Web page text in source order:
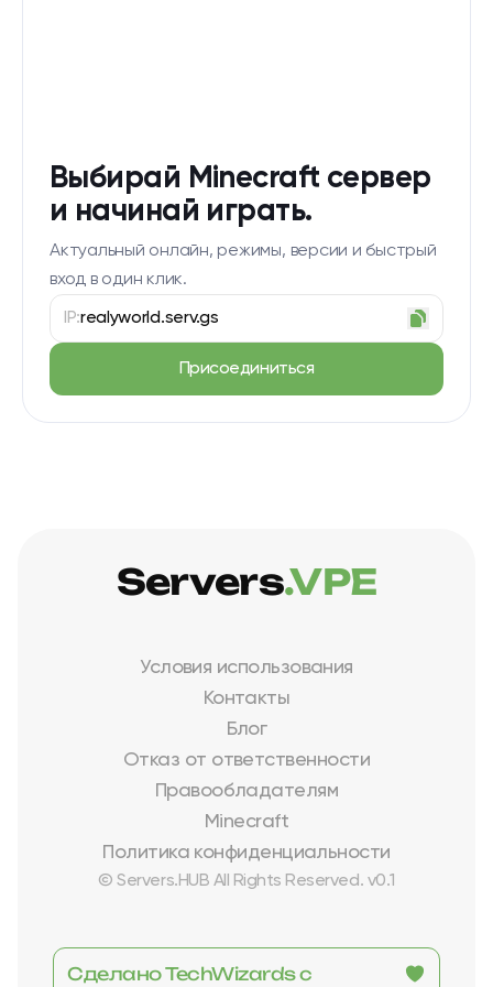
Выбирай Minecraft сервер
и начинай играть.
Актуальный онлайн, режимы, версии и быстрый
вход в один клик.
IP:realyworld.serv.gs
Присоединиться
Условия использования
Контакты
Блог
Отказ от ответственности
Правообладателям
Minecraft
Политика конфиденциальности
© Servers.HUB All Rights Reserved. v0.1
Servers.VPE
Сделано TechWizards с